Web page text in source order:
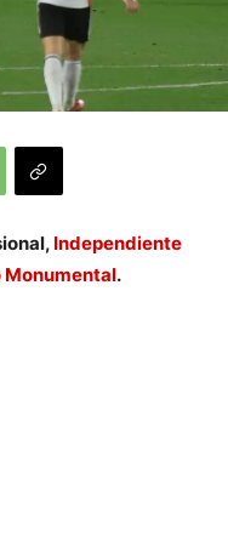
Independiente
Monumental.